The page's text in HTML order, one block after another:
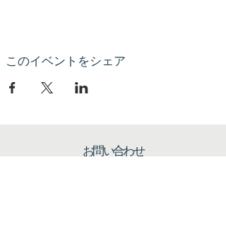
elo da nossa Corrente pelo Bem!
このイベントをシェア
お問い合わせ